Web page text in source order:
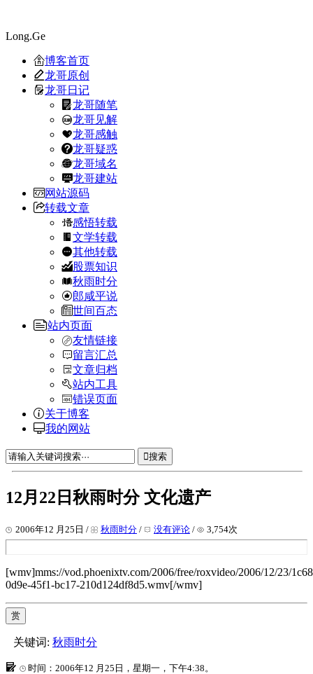
Long.Ge
博客首页
龙哥原创
龙哥日记
龙哥随笔
龙哥见解
龙哥感触
龙哥疑惑
龙哥域名
龙哥建站
网站源码
转载文章
感悟转载
文学转载
其他转载
股票知识
秋雨时分
郎咸平说
世间百态
站内页面
友情链接
留言汇总
文章归档
站内工具
错误页面
关于博客
我的网站
搜索
12月22日秋雨时分 文化遗产
2006年12 月25日 / 秋雨时分 / 没有评论 / 3,754次
[wmv]mms://vod.phoenixtv.com/2006/free/roxvideo/2006/12/23/
0d9e-45f1-bc17-210d124df8d5.wmv[/wmv]
赏
关键词: 秋雨时分
时间：2006年12 月25日，星期一，下午4:38。